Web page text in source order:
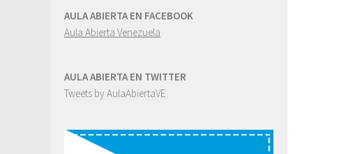
AULA ABIERTA EN FACEBOOK
Aula Abierta Venezuela
AULA ABIERTA EN TWITTER
Tweets by AulaAbiertaVE